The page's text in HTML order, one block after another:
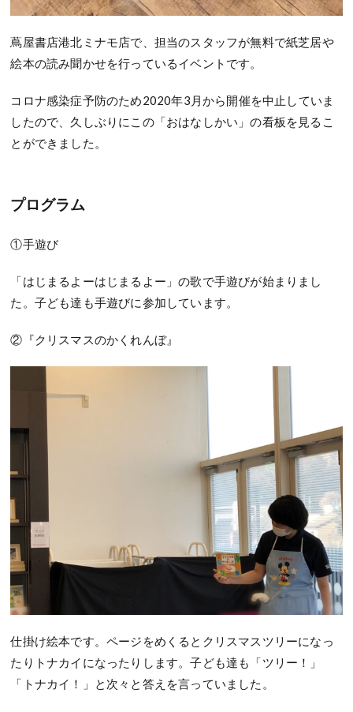
蔦屋書店港北ミナモ店で、担当のスタッフが無料で紙芝居や
絵本の読み聞かせを行っているイベントです。
コロナ感染症予防のため2020年3月から開催を中止していま
したので、久しぶりにこの「おはなしかい」の看板を見るこ
とができました。
プログラム
①手遊び
「はじまるよーはじまるよー」の歌で手遊びが始まりまし
た。子ども達も手遊びに参加しています。
②『クリスマスのかくれんぼ』
仕掛け絵本です。ページをめくるとクリスマスツリーになっ
たりトナカイになったりします。子ども達も「ツリー！」
「トナカイ！」と次々と答えを言っていました。